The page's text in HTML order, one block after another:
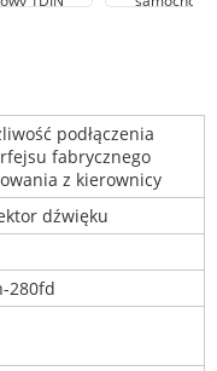
podłączenia
fabrycznego
z kierownicy
dźwięku
280fd